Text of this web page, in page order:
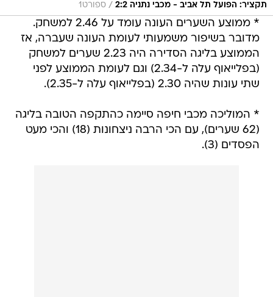
תקציר: הפועל תל אביב - מכבי נתניה 2:2 / ספורט1
* ממוצע השערים העונה עומד על 2.46 למשחק.
מדובר בשיפור משמעותי לעומת העונה שעברה, אז
הממוצע בליגה הסדירה היה 2.23 שערים למשחק
(בפלייאוף עלה ל-2.34) וגם לעומת הממוצע לפני
שתי עונות שהיה 2.30 (בפלייאוף עלה ל-2.35).
* המוליכה מכבי חיפה סיימה כהתקפה הטובה בליגה
(62 שערים), עם הכי הרבה ניצחונות (18) והכי מעט
הפסדים (3).